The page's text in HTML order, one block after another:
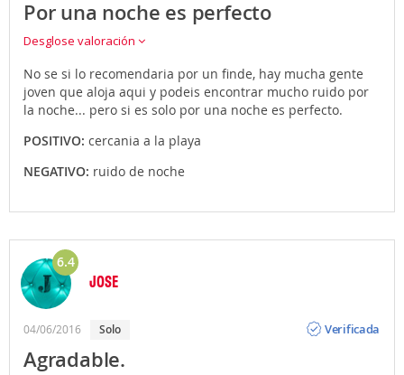
Por una noche es perfecto
Desglose valoración
No se si lo recomendaria por un finde, hay mucha gente
joven que aloja aqui y podeis encontrar mucho ruido por
la noche... pero si es solo por una noche es perfecto.
POSITIVO: cercania a la playa
NEGATIVO: ruido de noche
6.4
JOSE
04/06/2016 solo
Verificada
Agradable.